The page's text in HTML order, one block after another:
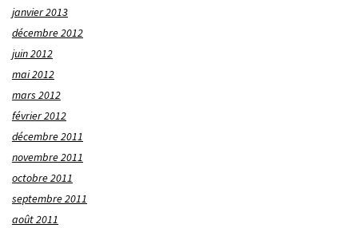
janvier 2013
décembre 2012
juin 2012
mai 2012
mars 2012
février 2012
décembre 2011
novembre 2011
octobre 2011
septembre 2011
août 2011